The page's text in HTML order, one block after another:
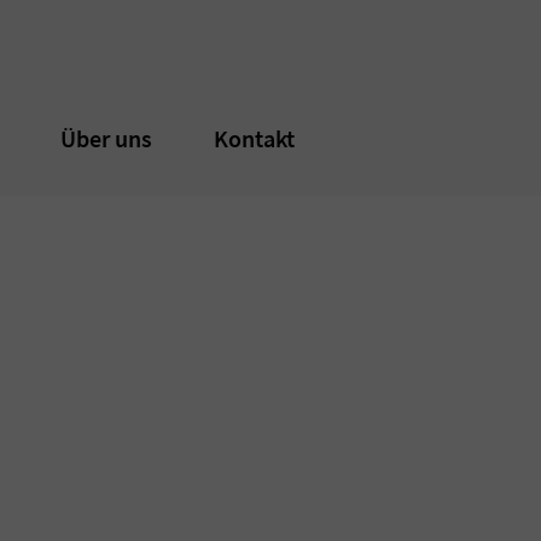
Über uns Kontakt
Über uns Kontakt